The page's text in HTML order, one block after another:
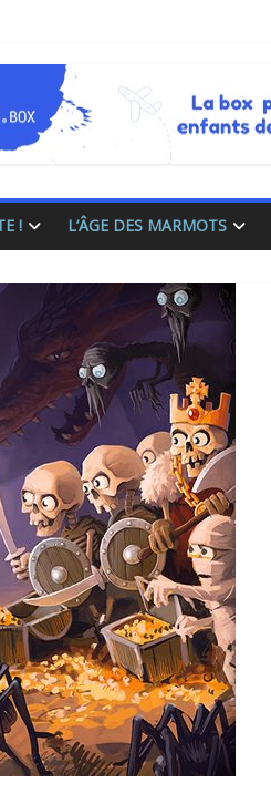
! L’ÂGE DES MARMOTS